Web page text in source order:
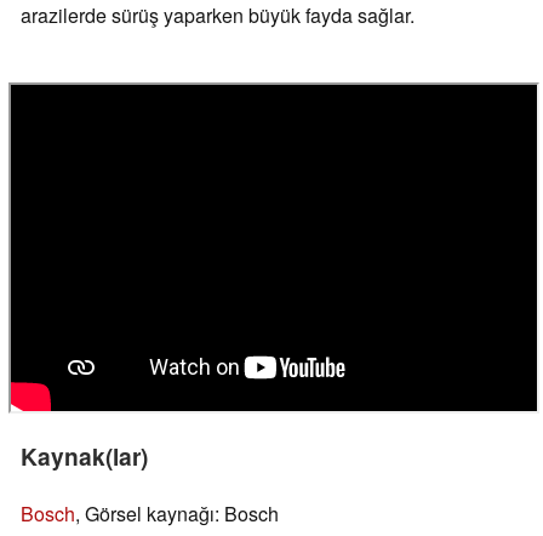
arazilerde sürüş yaparken büyük fayda sağlar.
Kaynak(lar)
Bosch, Görsel kaynağı: Bosch